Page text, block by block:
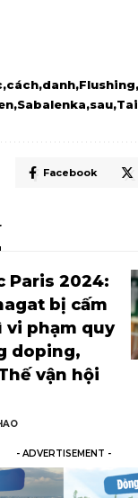
cách danh Flushing
Sabalenka sau Tai
Facebook
Paris 2024:
bị cấm
vi phạm quy
doping,
vận hội
- ADVERTISEMENT -